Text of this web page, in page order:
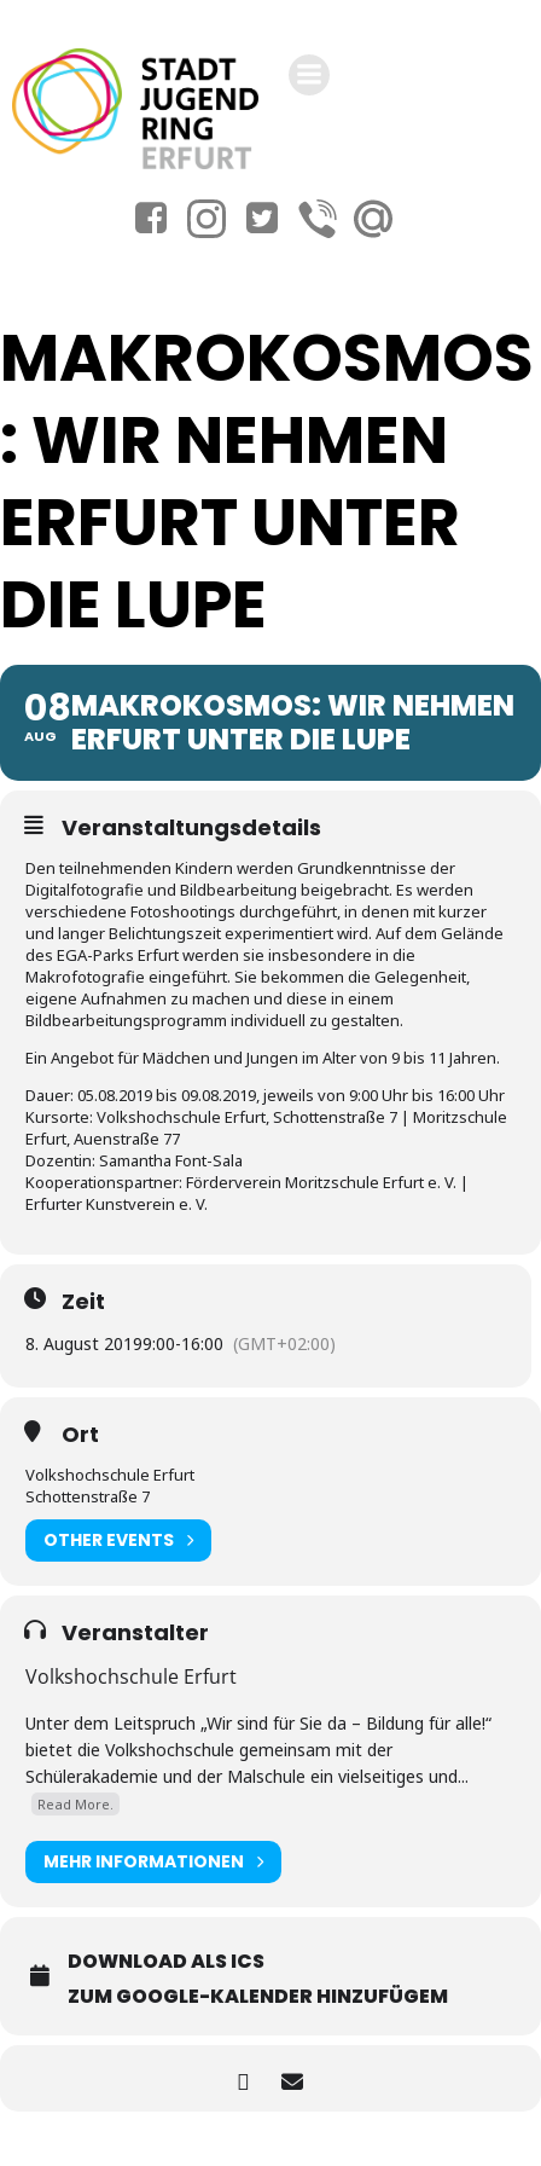
springen
MAKROKOSMOS
: WIR NEHMEN
ERFURT UNTER
DIE LUPE
08
AUG
MAKROKOSMOS: WIR NEHMEN
ERFURT UNTER DIE LUPE
Veranstaltungsdetails
Den teilnehmenden Kindern werden Grundkenntnisse der
Digitalfotografie und Bildbearbeitung beigebracht. Es werden
verschiedene Fotoshootings durchgeführt, in denen mit kurzer
und langer Belichtungszeit experimentiert wird. Auf dem Gelände
des EGA-Parks Erfurt werden sie insbesondere in die
Makrofotografie eingeführt. Sie bekommen die Gelegenheit,
eigene Aufnahmen zu machen und diese in einem
Bildbearbeitungsprogramm individuell zu gestalten.
Ein Angebot für Mädchen und Jungen im Alter von 9 bis 11 Jahren.
Dauer: 05.08.2019 bis 09.08.2019, jeweils von 9:00 Uhr bis 16:00 Uhr
Kursorte: Volkshochschule Erfurt, Schottenstraße 7 | Moritzschule
Erfurt, Auenstraße 77
Dozentin: Samantha Font-Sala
Kooperationspartner: Förderverein Moritzschule Erfurt e. V. |
Erfurter Kunstverein e. V.
Zeit
8. August 20199:00-16:00 (GMT+02:00)
Ort
Volkshochschule Erfurt
Schottenstraße 7
OTHER EVENTS
Veranstalter
Volkshochschule Erfurt
Unter dem Leitspruch „Wir sind für Sie da – Bildung für alle!“
bietet die Volkshochschule gemeinsam mit der
Schülerakademie und der Malschule ein vielseitiges und...
Read More.
MEHR INFORMATIONEN
DOWNLOAD ALS ICS
ZUM GOOGLE-KALENDER HINZUFÜGEM